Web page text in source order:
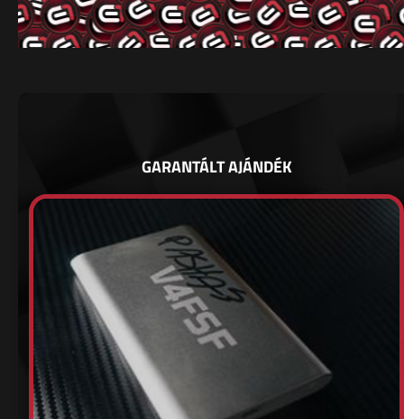
GARANTÁLT AJÁNDÉK